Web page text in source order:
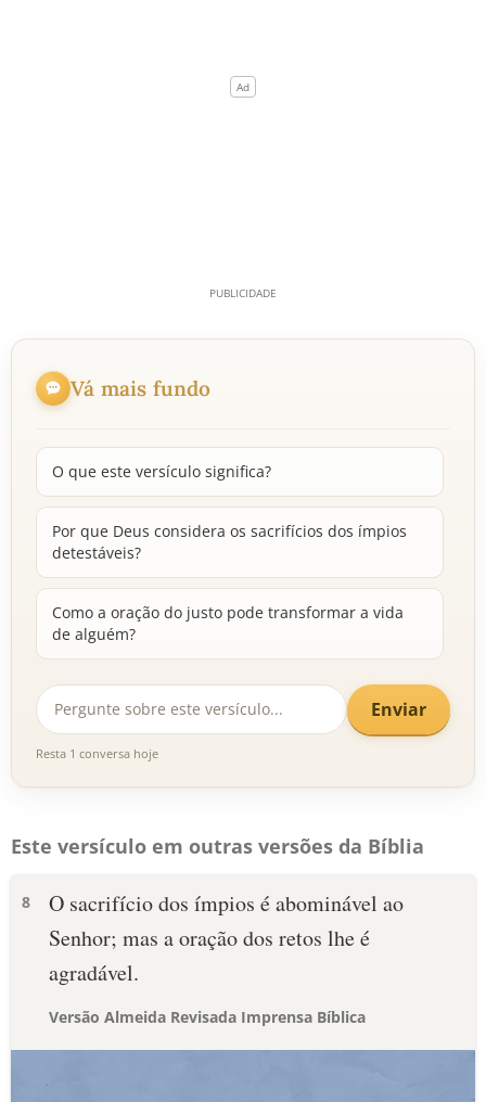
Vá mais fundo
O que este versículo significa?
Por que Deus considera os sacrifícios dos ímpios
detestáveis?
Como a oração do justo pode transformar a vida
de alguém?
Enviar
Resta 1 conversa hoje
Este versículo em outras versões da Bíblia
8
O sacrifício dos ímpios é abominável ao
Senhor; mas a oração dos retos lhe é
agradável.
Versão Almeida Revisada Imprensa Bíblica